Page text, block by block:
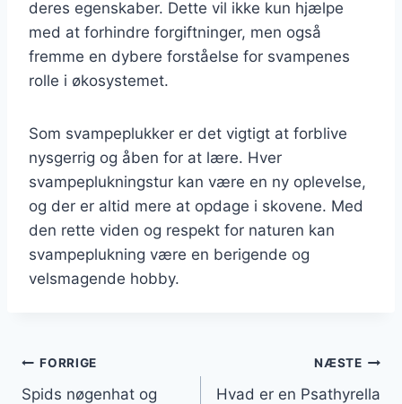
deres egenskaber. Dette vil ikke kun hjælpe
med at forhindre forgiftninger, men også
fremme en dybere forståelse for svampenes
rolle i økosystemet.
Som svampeplukker er det vigtigt at forblive
nysgerrig og åben for at lære. Hver
svampeplukningstur kan være en ny oplevelse,
og der er altid mere at opdage i skovene. Med
den rette viden og respekt for naturen kan
svampeplukning være en berigende og
velsmagende hobby.
Indlægsnavigation
FORRIGE
Spids nøgenhat og
NÆSTE
Hvad er en Psathyrella